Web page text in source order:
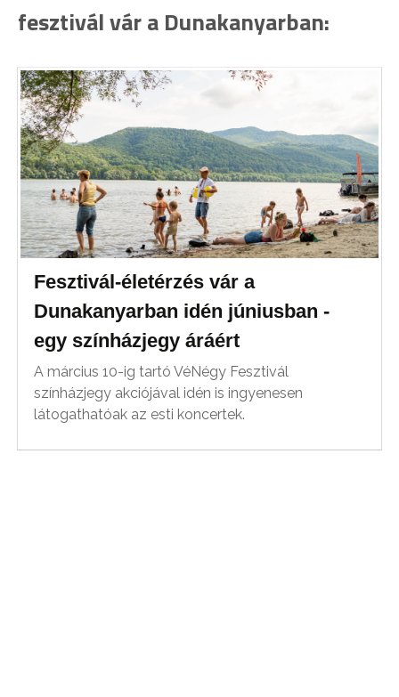
fesztivál vár a Dunakanyarban:
Fesztivál-életérzés vár a
Dunakanyarban idén júniusban -
egy színházjegy áráért
A március 10-ig tartó VéNégy Fesztivál
színházjegy akciójával idén is ingyenesen
látogathatóak az esti koncertek.